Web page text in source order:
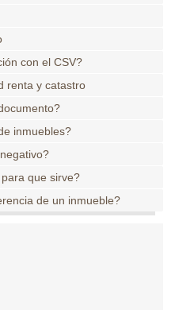
con el CSV?
renta y catastro
inmuebles?
que sirve?
de un inmueble?